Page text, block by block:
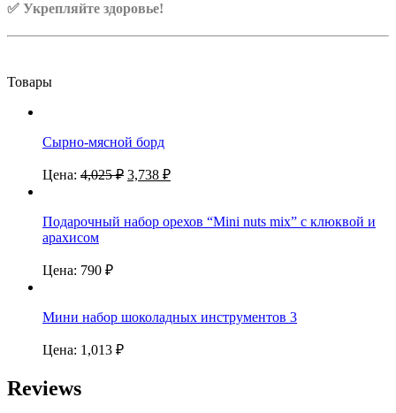
✅ Укрепляйте здоровье!
Товары
Сырно-мясной борд
Цена: 4,025₽ 3,738 ₽
Подарочный набор орехов “Mini nuts mix” с клюквой и
арахисом
Цена: 790 ₽
Мини набор шоколадных инструментов 3
Цена: 1,013 ₽
Reviews